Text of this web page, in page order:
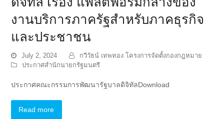
งานบริการภาครัฐสำหรับภาคธุรกิจ
และประชาชน
July 2, 2024
กวีวัธน์ เทพทอง โครงการจัดตั้งกองกฎหมาย
ประกาศสำนักนายกรัฐมนตรี
ประกาศคณะกรรมการพัฒนารัฐบาลดิจิทัลDownload
Read more